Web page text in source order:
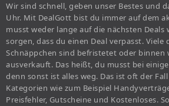
Wir sind schnell, geben unser Bestes und
Uhr. Mit DealGott bist du immer auf dem
musst weder lange auf die nächsten Deals
sorgen, dass du einen Deal verpasst.
Schnäppchen sind befristetet oder binnen
ausverkauft. Das heißt, du musst bei
denn sonst ist alles weg. Das ist oft der
Kategorien wie zum Beispiel
Preisfehler, Gutscheine und Kostenloses.